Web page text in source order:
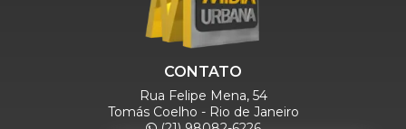
CONTATO
Rua Felipe Mena, 54
Tomás Coelho - Rio de Janeiro